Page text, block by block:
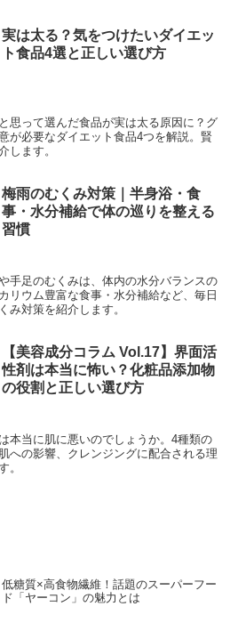
実は太る？気をつけたいダイエッ
ト食品4選と正しい選び方
思って選んだ食品が実は太る原因に？グ
が必要なダイエット食品4つを解説。賢
します。
梅雨のむくみ対策｜半身浴・食
事・水分補給で体の巡りを整える
習慣
手足のむくみは、体内の水分バランスの
リウム豊富な食事・水分補給など、毎日
み対策を紹介します。
【美容成分コラム Vol.17】界面活
性剤は本当に怖い？化粧品添加物
の役割と正しい選び方
本当に肌に悪いのでしょうか。4種類の
への影響、クレンジングに配合される理
。
低糖質×高食物繊維！話題のスーパーフー
ド「ヤーコン」の魅力とは